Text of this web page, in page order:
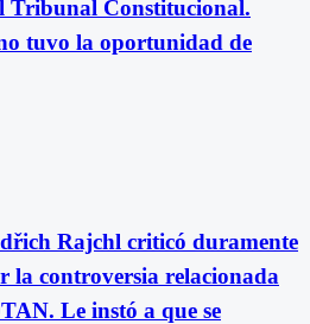
Tribunal Constitucional.
tuvo la oportunidad de
Rajchl criticó duramente
la controversia relacionada
Le instó a que se